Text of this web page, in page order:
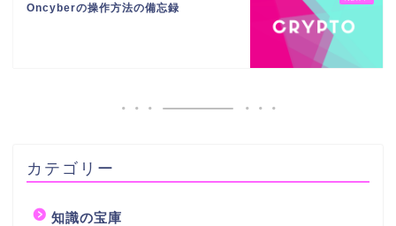
Oncyberの操作方法の備忘録
カテゴリー
知識の宝庫